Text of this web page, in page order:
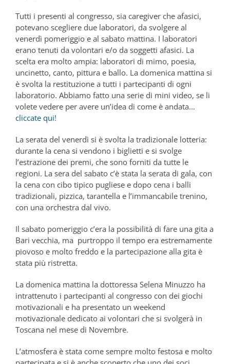
Tutti i presenti al congresso, sia caregiver che afasici,
potevano scegliere due laboratori, da svolgere al
venerdì pomeriggio e al sabato mattina. I laboratori
erano tenuti da volontari e/o da soggetti afasici. La
scelta era molto ampia: laboratori di mimo, poesia,
uncinetto, canto, pittura e ballo. La domenica mattina si
è svolta la restituzione a tutti i partecipanti di ogni
laboratorio. Abbiamo fatto una serie di mini video, se li
volete vedere per avere un’idea di come è andata…
cliccate qui!
La serata del venerdì si è svolta la tradizionale lotteria:
durante la cena si vendono i biglietti e si svolge
l’estrazione dei premi, che sono forniti da tutte le
regioni. La sera del sabato c’è stata la serata di gala, con
la cena con cibo tipico pugliese e dopo cena i balli
tradizionali, pizzica, tarantella e l’immancabile trenino,
con una orchestra dal vivo.
Il sabato pomeriggio c’era la possibilità di fare una gita a
Bari vecchia, ma purtroppo il tempo era estremamente
piovoso e molto freddo e la partecipazione alla gita è
stata più ristretta.
La domenica mattina la dottoressa Selena Minuzzo ha
intrattenuto i partecipanti al congresso con dei giochi
motivazionali e ha presentato un weekend
motivazionale dedicato ai volontari che si svolgerà in
Toscana nel mese di Novembre.
L’atmosfera è stata come sempre molto festosa e molto